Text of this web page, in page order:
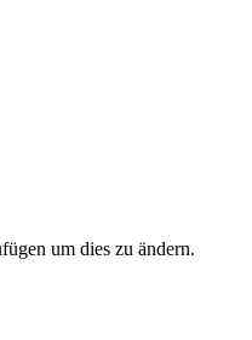
um dies zu ändern.